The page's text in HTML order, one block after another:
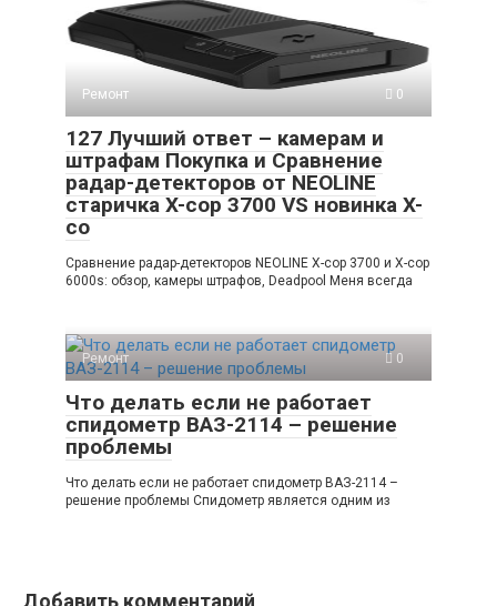
Ремонт 0
127 Лучший ответ – камерам и
штрафам Покупка и Сравнение
радар-детекторов от NEOLINE
старичка X-cop 3700 VS новинка X-
co
Сравнение радар-детекторов NEOLINE X-cop 3700 и X-cop
6000s: обзор, камеры штрафов, Deadpool Меня всегда
Ремонт 0
Что делать если не работает
спидометр ВАЗ-2114 – решение
проблемы
Что делать если не работает спидометр ВАЗ-2114 –
решение проблемы Спидометр является одним из
Добавить комментарий